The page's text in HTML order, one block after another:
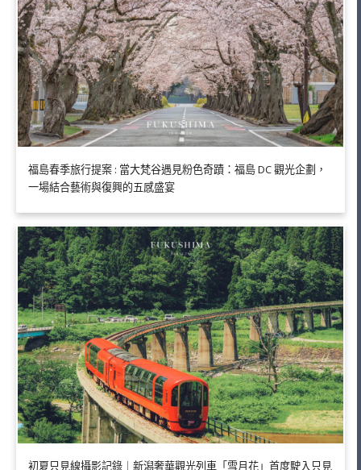
福島春季旅行提案 : 當大梵谷遇見粉色奇蹟：福島 DC 觀光企劃，
一場結合藝術與復興的五感盛宴
初夏只見線攝影記錄｜新潟奢華觀光列車「雪月花」首度駛入只見